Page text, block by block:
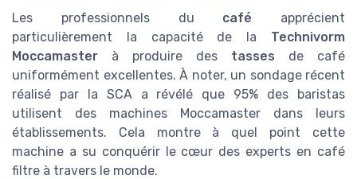
Les professionnels du café apprécient
particulièrement la capacité de la Technivorm
Moccamaster à produire des tasses de café
uniformément excellentes. À noter, un sondage récent
réalisé par la SCA a révélé que 95% des baristas
utilisent des machines Moccamaster dans leurs
établissements. Cela montre à quel point cette
machine a su conquérir le cœur des experts en café
filtre à travers le monde.